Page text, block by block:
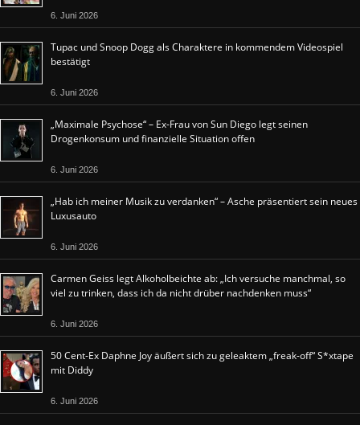
6. Juni 2026
Tupac und Snoop Dogg als Charaktere in kommendem Videospiel
bestätigt
6. Juni 2026
„Maximale Psychose“ – Ex-Frau von Sun Diego legt seinen
Drogenkonsum und finanzielle Situation offen
6. Juni 2026
„Hab ich meiner Musik zu verdanken“ – Asche präsentiert sein neues
Luxusauto
6. Juni 2026
Carmen Geiss legt Alkoholbeichte ab: „Ich versuche manchmal, so
viel zu trinken, dass ich da nicht drüber nachdenken muss“
6. Juni 2026
50 Cent-Ex Daphne Joy äußert sich zu geleaktem „freak-off“ S*xtape
mit Diddy
6. Juni 2026